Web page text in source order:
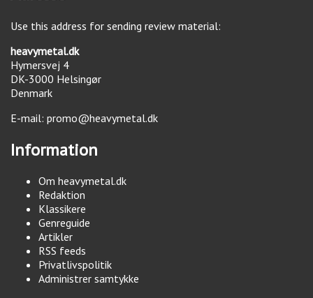
Use this address for sending review material:
heavymetal.dk
Hymersvej 4
DK-3000 Helsingør
Denmark
E-mail: promo@heavymetal.dk
Information
Om heavymetal.dk
Redaktion
Klassikere
Genreguide
Artikler
RSS feeds
Privatlivspolitik
Administrer samtykke